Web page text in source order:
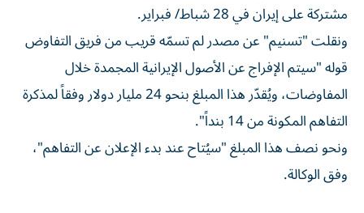
مشتركة على إيران في 28 شباط/ فبراير.
ونقلت "تسنيم" عن مصدر لم تسمّه قريب من فريق التفاوض
قوله "سيتم الإفراج عن الأصول الإيرانية المجمدة خلال
المفاوضات، ويُقدّر هذا المبلغ بنحو 24 مليار دولار وفقاً لمذكرة
التفاهم المكونة من 14 بنداً".
ونحو نصف هذا المبلغ "سيُتاح عند بدء الإعلان عن التفاهم"،
وفق الوكالة.